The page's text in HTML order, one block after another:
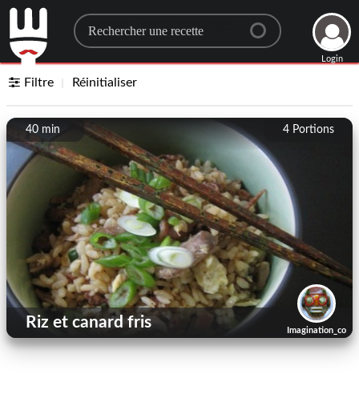
Search for a recipe
Login
Filtre Réinitialiser
4 Portions
40 min
Imagination_co
Riz et canard fris